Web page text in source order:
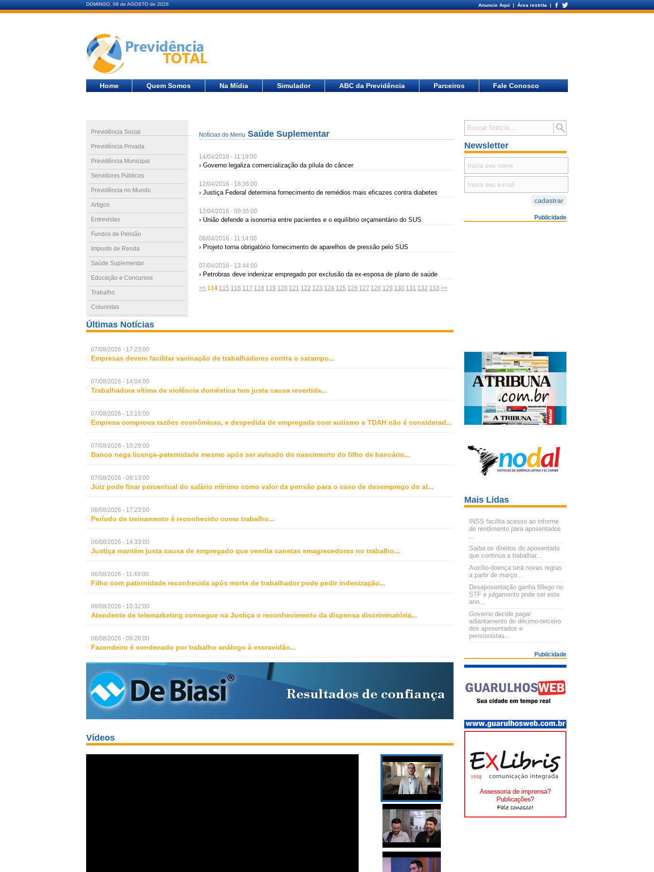
DOMINGO, 09 de AGOSTO de 2026 Anuncie Aqui | Área restrita |
Home Quem Somos Na Mídia Simulador ABC da Previdência Parceiros Fale Conosco
Previdência Social
Previdência Privada
Previdência Municipal
Servidores Públicos
Previdência no Mundo
Artigos
Entrevistas
Fundos de Pensão
Imposto de Renda
Saúde Suplementar
Educação e Concursos
Trabalho
Colunistas
Notícias do Menu Saúde Suplementar
14/04/2016 - 11:19:00
› Governo legaliza comercialização da pílula do câncer
12/04/2016 - 18:36:00
› Justiça Federal determina fornecimento de remédios mais eficazes contra diabetes
12/04/2016 - 09:35:00
› União defende a isonomia entre pacientes e o equilíbrio orçamentário do SUS
08/04/2016 - 11:14:00
› Projeto torna obrigatório fornecimento de aparelhos de pressão pelo SUS
07/04/2016 - 13:44:00
› Petrobras deve indenizar empregado por exclusão da ex-esposa de plano de saúde
<< 114 115 116 117 118 119 120 121 122 123 124 125 126 127 128 129 130 131 132 133 >>
Últimas Notícias
07/08/2026 - 17:23:00
Empresas devem facilitar vacinação de trabalhadores contra o sarampo...
07/08/2026 - 14:04:00
Trabalhadora vítima de violência doméstica tem justa causa revertida...
07/08/2026 - 13:15:00
Empresa comprova razões econômicas, e despedida de empregada com autismo e TDAH não é considerad...
07/08/2026 - 10:29:00
Banco nega licença-paternidade mesmo após ser avisado do nascimento do filho de bancário...
07/08/2026 - 09:13:00
Juiz pode fixar percentual do salário mínimo como valor da pensão para o caso de desemprego do al...
06/08/2026 - 17:23:00
Período de treinamento é reconhecido como trabalho...
06/08/2026 - 14:33:00
Justiça mantém justa causa de empregado que vendia canetas emagrecedoras no trabalho...
06/08/2026 - 11:49:00
Filho com paternidade reconhecida após morte de trabalhador pode pedir indenização...
06/08/2026 - 10:32:00
Atendente de telemarketing consegue na Justiça o reconhecimento da dispensa discriminatória...
06/08/2026 - 09:26:00
Fazendeiro é condenado por trabalho análogo à escravidão...
Vídeos
Newsletter
Publicidade
Mais Lidas
INSS facilita acesso ao informe
de rendimento para aposentados
...
Saiba os direitos do aposentado
que continua a trabalhar...
Auxílio-doença terá novas regras
a partir de março...
Desaposentação ganha fôlego no
STF e julgamento pode ser este
ano...
Governo decide pagar
adiantamento do décimo-terceiro
dos aposentados e
pensionistas...
Publicidade